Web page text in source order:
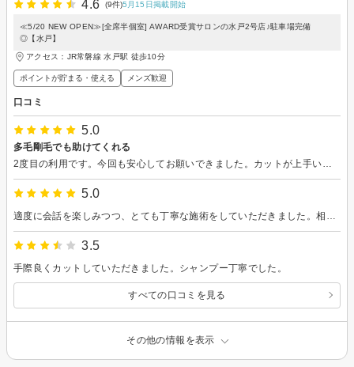
4.6
(9件)5月15日掲載開始
≪5/20 NEW OPEN≫[全席半個室] AWARD受賞サロンの水戸2号店♪駐車場完備
◎【水戸】
アクセス：JR常磐線 水戸駅 徒歩10分
ポイントが貯まる・使える メンズ歓迎
口コミ
5.0
多毛剛毛でも助けてくれる
5.0
3.5
手際良くカットしていただきました。シャンプー丁寧でした。
すべての口コミを見る
その他の情報を表示